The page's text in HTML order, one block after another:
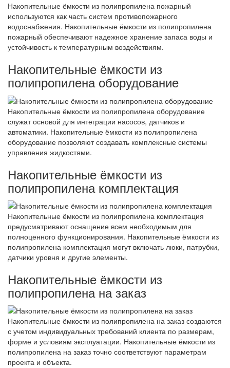
Накопительные ёмкости из полипропилена пожарный
используются как часть систем противопожарного
водоснабжения. Накопительные ёмкости из полипропилена
пожарный обеспечивают надежное хранение запаса воды и
устойчивость к температурным воздействиям.
Накопительные ёмкости из
полипропилена оборудование
Накопительные ёмкости из полипропилена оборудование
служат основой для интеграции насосов, датчиков и
автоматики. Накопительные ёмкости из полипропилена
оборудование позволяют создавать комплексные системы
управления жидкостями.
Накопительные ёмкости из
полипропилена комплектация
Накопительные ёмкости из полипропилена комплектация
предусматривают оснащение всем необходимым для
полноценного функционирования. Накопительные ёмкости из
полипропилена комплектация могут включать люки, патрубки,
датчики уровня и другие элементы.
Накопительные ёмкости из
полипропилена на заказ
Накопительные ёмкости из полипропилена на заказ создаются
с учетом индивидуальных требований клиента по размерам,
форме и условиям эксплуатации. Накопительные ёмкости из
полипропилена на заказ точно соответствуют параметрам
проекта и объекта.